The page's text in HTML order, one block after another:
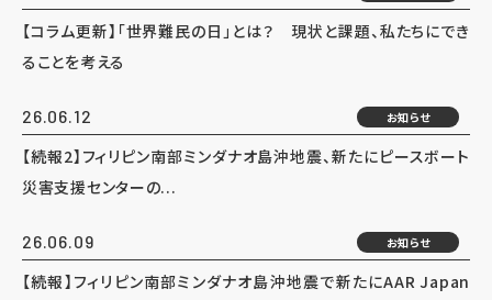
【コラム更新】「世界難民の日」とは？ 現状と課題、私たちにでき
ることを考える
26.06.12 お知らせ
【続報2】フィリピン南部ミンダナオ島沖地震、新たにピースボート
災害支援センターの...
26.06.09 お知らせ
【続報】フィリピン南部ミンダナオ島沖地震で新たにAAR Japan